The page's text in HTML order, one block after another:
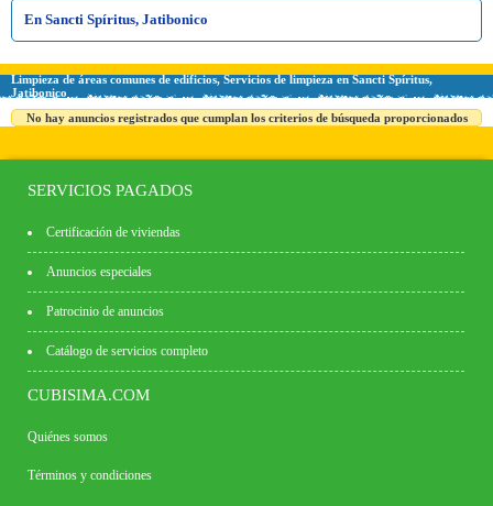
En Sancti Spíritus, Jatibonico
Limpieza de áreas comunes de edificios, Servicios de limpieza en Sancti Spíritus,
Jatibonico
No hay anuncios registrados que cumplan los criterios de búsqueda proporcionados
SERVICIOS PAGADOS
Certificación de viviendas
Anuncios especiales
Patrocinio de anuncios
Catálogo de servicios completo
CUBISIMA.COM
Quiénes somos
Términos y condiciones